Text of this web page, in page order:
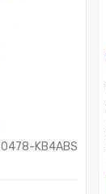
0478-KB4ABS